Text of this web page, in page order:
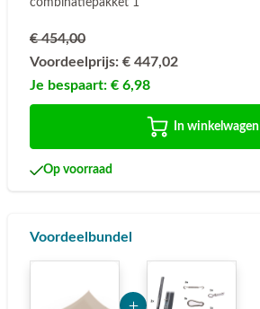
combinatiepakket 1
€ 454,00
Voordeelprijs: € 447,02
Je bespaart: € 6,98
In winkelwagen
Op voorraad
Voordeelbundel